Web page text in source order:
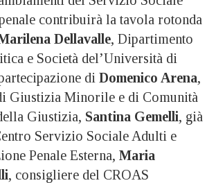
contribuirà la tavola rotonda
Dellavalle, Dipartimento
e Società del’Università di
di Domenico Arena,
Giustizia Minorile e di Comunità
Giustizia, Santina Gemelli, già
Servizio Sociale Adulti e
Penale Esterna, Maria
, consigliere del CROAS